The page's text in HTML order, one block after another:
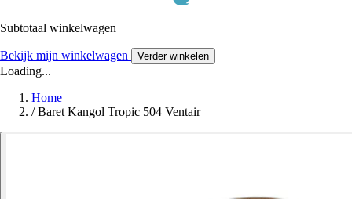
Subtotaal winkelwagen
Bekijk mijn winkelwagen Verder winkelen
Loading...
Home
/ Baret Kangol Tropic 504 Ventair